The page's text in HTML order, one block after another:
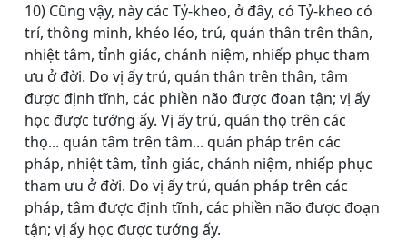
10) Cũng vậy, này các Tỷ-kheo, ở đây, có Tỷ-kheo có
trí, thông minh, khéo léo, trú, quán thân trên thân,
nhiệt tâm, tỉnh giác, chánh niệm, nhiếp phục tham
ưu ở đời. Do vị ấy trú, quán thân trên thân, tâm
được định tĩnh, các phiền não được đoạn tận; vị ấy
học được tướng ấy. Vị ấy trú, quán thọ trên các
thọ... quán tâm trên tâm... quán pháp trên các
pháp, nhiệt tâm, tỉnh giác, chánh niệm, nhiếp phục
tham ưu ở đời. Do vị ấy trú, quán pháp trên các
pháp, tâm được định tĩnh, các phiền não được đoạn
tận; vị ấy học được tướng ấy.